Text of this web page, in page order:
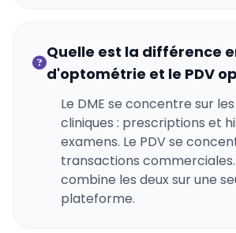
Quelle est la différence
d'optométrie et le PDV
Le DME se concentre sur
cliniques : prescriptions et
examens. Le PDV se
transactions
combine les deux sur une
plateforme.